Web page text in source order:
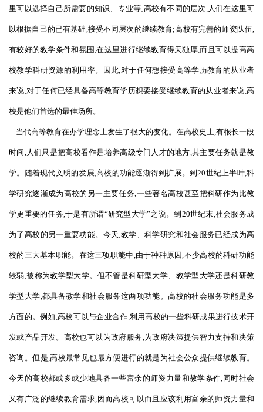
里可以选择自己所需要的知识、专业等;高校有不同的层次,人们在这里可
以根据自己的已有基础,接受不同层次的继续教育;高校有完善的师资队伍,
有较好的教学条件和氛围,在这里进行继续教育得天独厚,而且可以提高高
校教学科研资源的利用率。因此,对于任何想接受高等学历教育的从业者
来说,对于任何已经具备高等教育学历想要接受继续教育的从业者来说,高
校是他们首选的最佳场所。
当代高等教育在办学理念上发生了很大的变化。在高校史上,有很长一段
时间,人们只是把高校看作是培养高级专门人才的地方,其主要任务就是教
学。随着现代文明的发展,高校的功能逐渐得到扩展。到20世纪上半叶,科
学研究逐渐成为高校的另一主要任务,一些著名高校甚至把科研作为比教
学更重要的任务,于是有所谓“研究型大学”之说。到20世纪末,社会服务成
为了高校的另一重要功能。今天,教学、科学研究和社会服务已经成为高
校的三大基本职能。在这三项职能中,由于种种原因,不少高校的科研功能
较弱,被称为教学型大学。但不管是科研型大学、教学型大学还是科研教
学型大学,都具备教学和社会服务这两项功能。高校的社会服务功能是多
方面的。例如,高校可以与企业合作,利用高校的一些科研成果进行技术开
发或产品开发。高校也可以为政府服务,为政府决策提供智力支持和决策
咨询。但是,高校最常见也最方便进行的就是为社会公众提供继续教育。
今天的高校都或多或少地具备一些富余的师资力量和教学条件,同时社会
又有广泛的继续教育需求,因而高校可以而且应该利用富余的师资力量和